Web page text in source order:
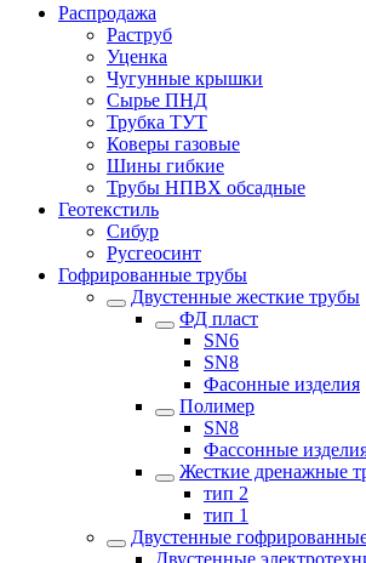
Распродажа
Раструб
Уценка
Чугунные крышки
Сырье ПНД
Трубка ТУТ
Коверы газовые
Шины гибкие
Трубы НПВХ обсадные
Геотекстиль
Сибур
Русгеосинт
Гофрированные трубы
Двустенные жесткие трубы
ФД пласт
SN6
SN8
Фасонные изделия
Полимер
SN8
Фассонные
Жесткие дренажные
тип 2
тип 1
Двустенные
Двустенные